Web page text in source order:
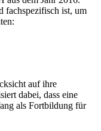
fachspezifisch ist, um
auf ihre
dabei, dass eine
als Fortbildung für